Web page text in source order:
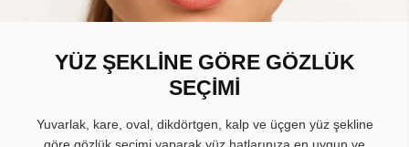
YÜZ ŞEKLİNE GÖRE GÖZLÜK
SEÇİMİ
Yuvarlak, kare, oval, dikdörtgen, kalp ve üçgen yüz şekline